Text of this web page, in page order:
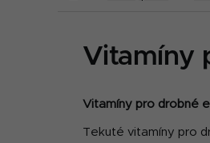
Vitamíny
Vitamíny pro drobné
Tekuté vitamíny pro